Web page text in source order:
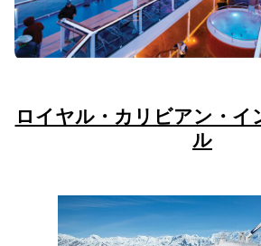
ロイヤル・カリビアン・イ
ル